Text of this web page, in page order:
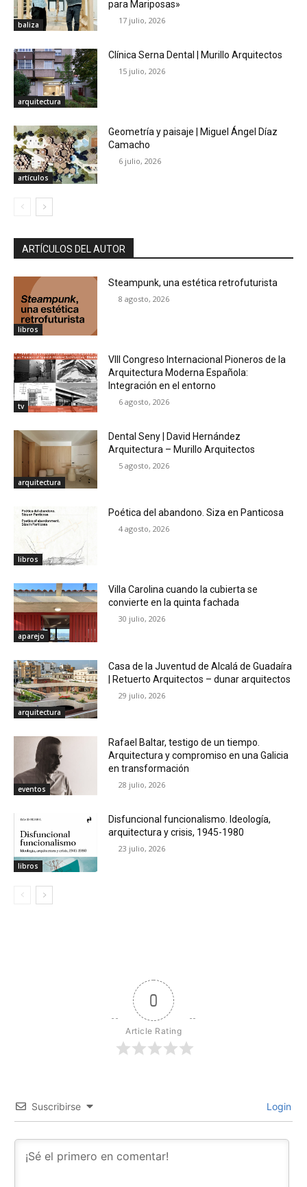
baliza
para Mariposas»
17 julio, 2026
arquitectura
Clínica Serna Dental | Murillo Arquitectos
15 julio, 2026
artículos
Geometría y paisaje | Miguel Ángel Díaz
Camacho
6 julio, 2026
ARTÍCULOS DEL AUTOR
libros
Steampunk, una estética retrofuturista
8 agosto, 2026
tv
VIII Congreso Internacional Pioneros de la
Arquitectura Moderna Española:
Integración en el entorno
6 agosto, 2026
arquitectura
Dental Seny | David Hernández
Arquitectura – Murillo Arquitectos
5 agosto, 2026
libros
Poética del abandono. Siza en Panticosa
4 agosto, 2026
aparejo
Villa Carolina cuando la cubierta se
convierte en la quinta fachada
30 julio, 2026
arquitectura
Casa de la Juventud de Alcalá de Guadaíra
| Retuerto Arquitectos – dunar arquitectos
29 julio, 2026
eventos
Rafael Baltar, testigo de un tiempo.
Arquitectura y compromiso en una Galicia
en transformación
28 julio, 2026
libros
Disfuncional funcionalismo. Ideología,
arquitectura y crisis, 1945-1980
23 julio, 2026
0
Article Rating
Suscribirse Login